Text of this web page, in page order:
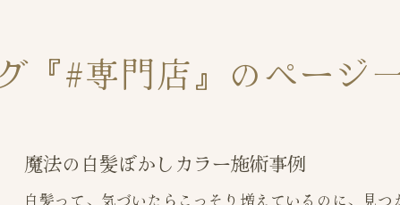
『#専門店』のページ
魔法の白髪ぼかしカラー施術事例
白髪って、気づいたらこっそり増えているのに、見